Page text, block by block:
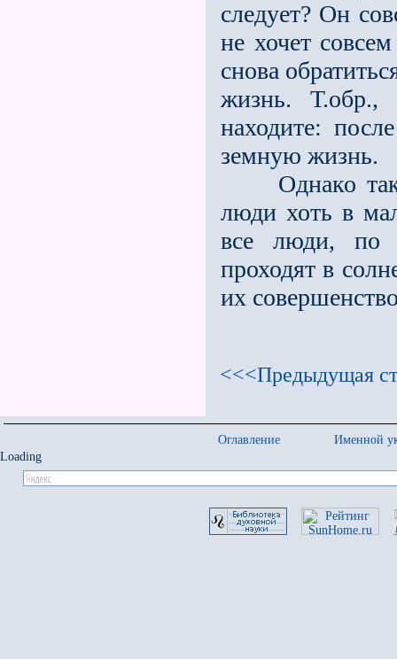
следует? Он
не хочет
снова
жизнь. Т.обр.,
находите:
земную жизнь.
Однако
люди хоть в
все люди, по
проходят в
их
<<<Предыдущая
Оглавление
Именной
Loading